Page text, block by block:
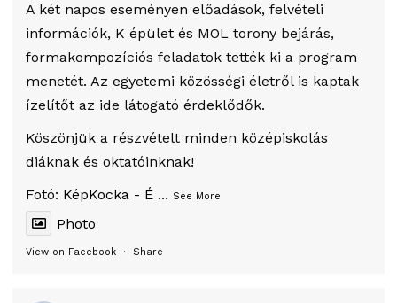
A két napos eseményen előadások, felvételi
információk, K épület és MOL torony bejárás,
formakompozíciós feladatok tették ki a program
menetét. Az egyetemi közösségi életről is kaptak
ízelítőt az ide látogató érdeklődők.
Köszönjük a részvételt minden középiskolás
diáknak és oktatóinknak!
Fotó: KépKocka - É ... See More
Photo
View on Facebook · Share